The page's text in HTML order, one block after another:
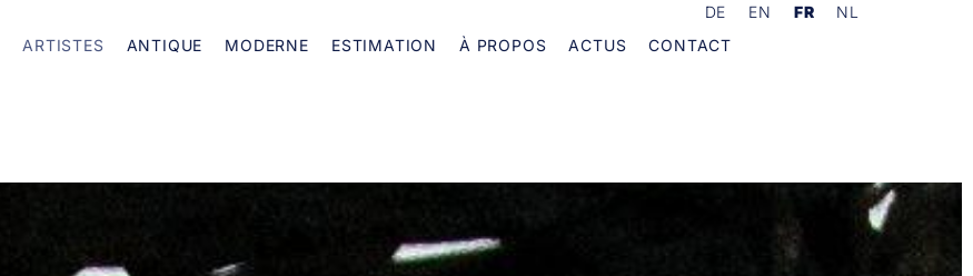
DE EN FR
NL
ARTISTES ANTIQUE MODERNE ESTIMATION À PROPOS ACTUS CONTACT